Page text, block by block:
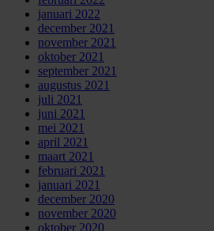
januari 2022
december 2021
november 2021
oktober 2021
september 2021
augustus 2021
juli 2021
juni 2021
mei 2021
april 2021
maart 2021
februari 2021
januari 2021
december 2020
november 2020
oktober 2020